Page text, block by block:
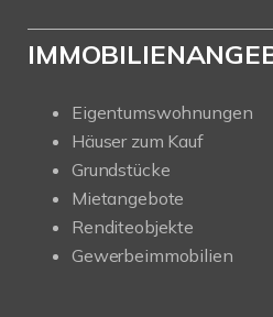
Eigentumswohnungen
Häuser zum Kauf
Grundstücke
Mietangebote
Renditeobjekte
Gewerbeimmobilien